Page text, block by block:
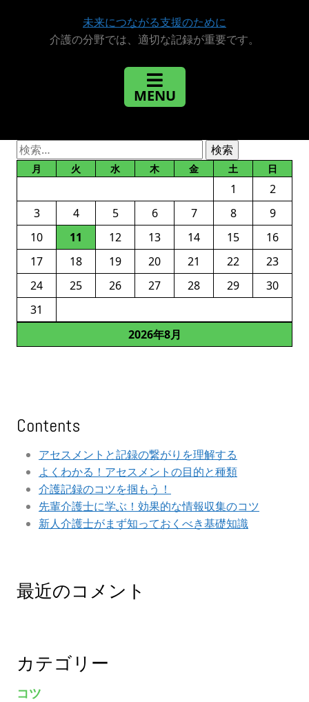
未来につながる支援のために
介護の分野では、適切な記録が重要です。
検
索:
2026年8月
月 火 水 木 金 土 日
1
2
3
4 5 6 7 8
9
10
11 12 13 14 15
16
17
18 19 20 21 22
23
24
25 26 27 28 29
30
31
Contents
アセスメントと記録の繋がりを理解する
よくわかる！アセスメントの目的と種類
介護記録のコツを掴もう！
先輩介護士に学ぶ！効果的な情報収集のコツ
新人介護士がまず知っておくべき基礎知識
最近のコメント
カテゴリー
コツ